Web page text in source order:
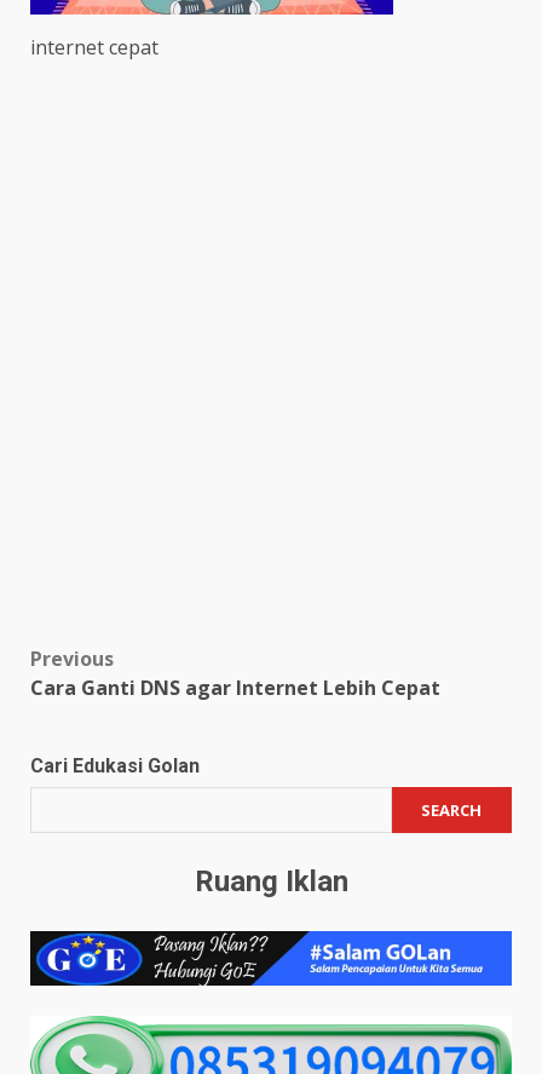
internet cepat
Post
navigation
Previous
Cara Ganti DNS agar Internet Lebih Cepat
Cari Edukasi Golan
SEARCH
Ruang Iklan